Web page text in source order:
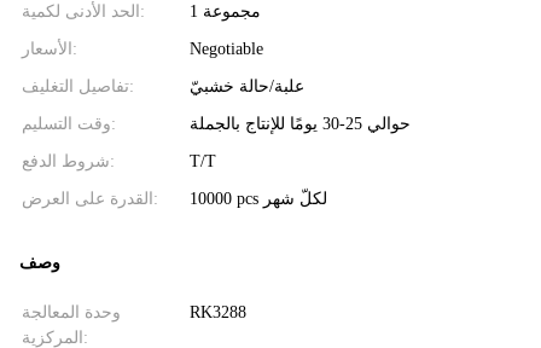
الحد الأدنى لكمية: 1 مجموعة
الأسعار: Negotiable
تفاصيل التغليف: علبة/حالة خشبيّ
وقت التسليم: حوالي 25-30 يومًا للإنتاج بالجملة
شروط الدفع: T/T
القدرة على العرض: 10000 pcs لكلّ شهر
وصف
وحدة المعالجة
المركزية:
RK3288